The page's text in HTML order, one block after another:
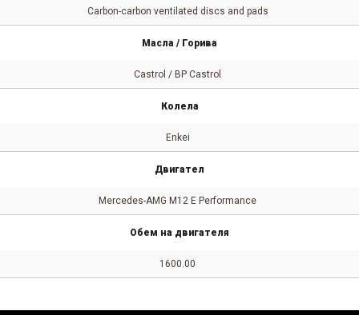
Carbon-carbon ventilated discs and pads
Масла / Горива
Castrol / BP Castrol
Колела
Enkei
Двигател
Mercedes-AMG M12 E Performance
Обем на двигателя
1600.00